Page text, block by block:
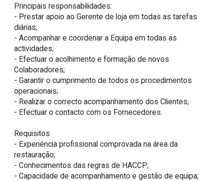
Principais responsabilidades:
- Prestar apoio ao Gerente de loja em todas as tarefas
diárias;
- Acompanhar e coordenar a Equipa em todas as
actividades;
- Efectuar o acolhimento e formação de novos
Colaboradores;
- Garantir o cumprimento de todos os procedimentos
operacionais;
- Realizar o correcto acompanhamento dos Clientes;
- Efectuar o contacto com os Fornecedores.
Requisitos
- Experiência profissional comprovada na área da
restauração;
- Conhecimentos das regras de HACCP;
- Capacidade de acompanhamento e gestão de equipa;